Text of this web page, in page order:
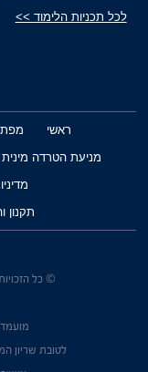
לכל תכניות הלימוד >>
ראשי
מניעת הטרדה מינית
תקנון
© כל
לטובת שריון